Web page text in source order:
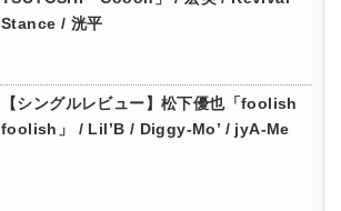
Stance / 洸平
【シングルレビュー】松下優也「foolish
foolish」 / Lil’B / Diggy-Mo’ / jyA-Me